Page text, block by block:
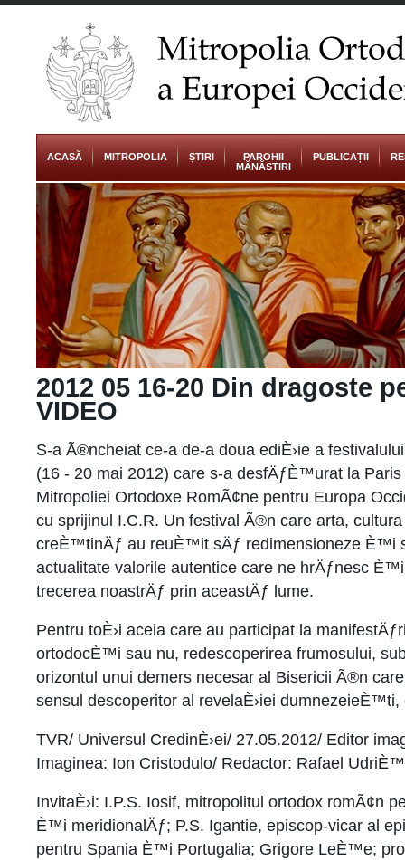
ACASĂ MITROPOLIA ȘTIRI
PAROHII
MĂNĂSTIRI
PUBLICAȚII
2012 05 16-20 Din dragoste
VIDEO
S-a Ã®ncheiat ce-a de-a doua ediÈ›ie a
(16 - 20 mai 2012) care s-a desfÄƒÈ™urat la
Mitropoliei Ortodoxe RomÃ¢ne pentru Europa
cu sprijinul I.C.R. Un festival Ã®n care arta,
creÈ™tinÄƒ au reuÈ™it sÄƒ redimensioneze È™i
actualitate valorile autentice care ne hrÄƒnesc
trecerea noastrÄƒ prin aceastÄƒ lume.
Pentru toÈ›i aceia care au participat la
ortodocÈ™i sau nu, redescoperirea frumosului,
orizontul unui demers necesar al Bisericii Ã®n
sensul descoperitor al revelaÈ›iei
TVR/ Universul CredinÈ›ei/ 27.05.2012/ Editor
Imaginea: Ion Cristodulo/ Redactor: Rafael
InvitaÈ›i: I.P.S. Iosif, mitropolitul ortodox romÃ¢n
È™i meridionalÄƒ; P.S. Igantie, episcop-vicar al
pentru Spania È™i Portugalia; Grigore LeÈ™e;